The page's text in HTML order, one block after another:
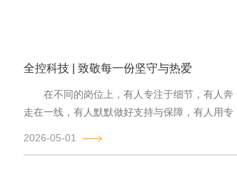
全控科技 | 致敬每一份坚守与热爱
在不同的岗位上，有人专注于细节，有人奔
走在一线，有人默默做好支持与保障，有人用专
2026-05-01